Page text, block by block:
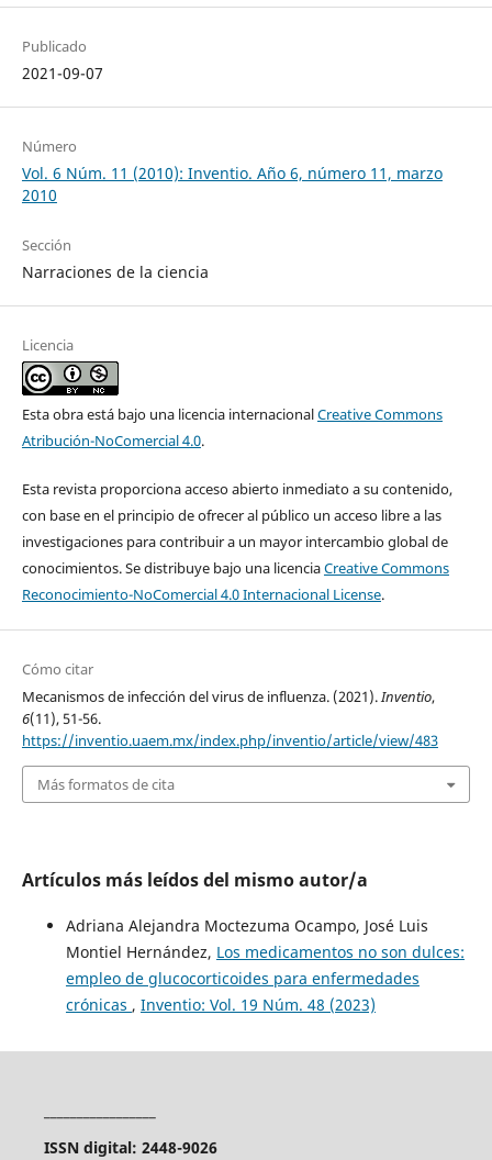
Publicado
2021-09-07
Número
Vol. 6 Núm. 11 (2010): Inventio. Año 6, número 11, marzo
2010
Sección
Narraciones de la ciencia
Licencia
Esta obra está bajo una licencia internacionalCreative Commons
Atribución-NoComercial 4.0.
Esta revista proporciona acceso abierto inmediato a su contenido,
con base en el principio de ofrecer al público un acceso libre a las
investigaciones para contribuir a un mayor intercambio global de
conocimientos. Se distribuye bajo una licenciaCreative Commons
Reconocimiento-NoComercial 4.0 Internacional License.
Cómo citar
Mecanismos de infección del virus de influenza. (2021).Inventio,
6(11), 51-56.
https://inventio.uaem.mx/index.php/inventio/article/view/483
Más formatos de cita
Artículos más leídos del mismo autor/a
Adriana Alejandra Moctezuma Ocampo, José Luis
Montiel Hernández, Los medicamentos no son dulces:
empleo de glucocorticoides para enfermedades
crónicas , Inventio: Vol. 19 Núm. 48 (2023)
ISSN digital: 2448-9026